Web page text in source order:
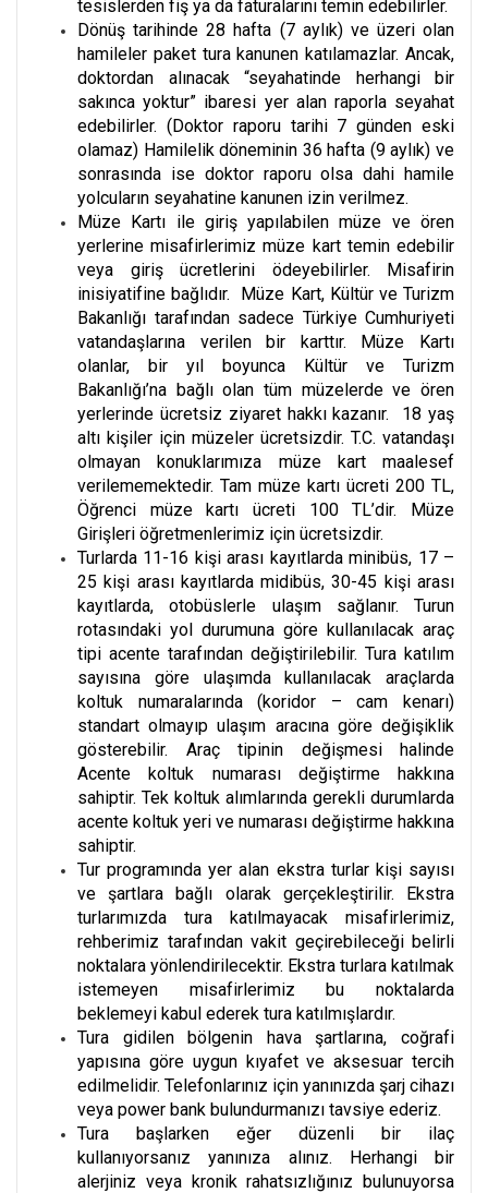
tesislerden fiş ya da faturalarını temin edebilirler.
Dönüş tarihinde 28 hafta (7 aylık) ve üzeri olan
hamileler paket tura kanunen katılamazlar. Ancak,
doktordan alınacak “seyahatinde herhangi bir
sakınca yoktur” ibaresi yer alan raporla seyahat
edebilirler. (Doktor raporu tarihi 7 günden eski
olamaz) Hamilelik döneminin 36 hafta (9 aylık) ve
sonrasında ise doktor raporu olsa dahi hamile
yolcuların seyahatine kanunen izin verilmez.
Müze Kartı ile giriş yapılabilen müze ve ören
yerlerine misafirlerimiz müze kart temin edebilir
veya giriş ücretlerini ödeyebilirler. Misafirin
inisiyatifine bağlıdır. Müze Kart, Kültür ve Turizm
Bakanlığı tarafından sadece Türkiye Cumhuriyeti
vatandaşlarına verilen bir karttır. Müze Kartı
olanlar, bir yıl boyunca Kültür ve Turizm
Bakanlığı’na bağlı olan tüm müzelerde ve ören
yerlerinde ücretsiz ziyaret hakkı kazanır. 18 yaş
altı kişiler için müzeler ücretsizdir. T.C. vatandaşı
olmayan konuklarımıza müze kart maalesef
verilememektedir. Tam müze kartı ücreti 200 TL,
Öğrenci müze kartı ücreti 100 TL’dir. Müze
Girişleri öğretmenlerimiz için ücretsizdir.
Turlarda 11-16 kişi arası kayıtlarda minibüs, 17 –
25 kişi arası kayıtlarda midibüs, 30-45 kişi arası
kayıtlarda, otobüslerle ulaşım sağlanır. Turun
rotasındaki yol durumuna göre kullanılacak araç
tipi acente tarafından değiştirilebilir. Tura katılım
sayısına göre ulaşımda kullanılacak araçlarda
koltuk numaralarında (koridor – cam kenarı)
standart olmayıp ulaşım aracına göre değişiklik
gösterebilir. Araç tipinin değişmesi halinde
Acente koltuk numarası değiştirme hakkına
sahiptir. Tek koltuk alımlarında gerekli durumlarda
acente koltuk yeri ve numarası değiştirme hakkına
sahiptir.
Tur programında yer alan ekstra turlar kişi sayısı
ve şartlara bağlı olarak gerçekleştirilir. Ekstra
turlarımızda tura katılmayacak misafirlerimiz,
rehberimiz tarafından vakit geçirebileceği belirli
noktalara yönlendirilecektir. Ekstra turlara katılmak
istemeyen misafirlerimiz bu noktalarda
beklemeyi kabul ederek tura katılmışlardır.
Tura gidilen bölgenin hava şartlarına, coğrafi
yapısına göre uygun kıyafet ve aksesuar tercih
edilmelidir. Telefonlarınız için yanınızda şarj cihazı
veya power bank bulundurmanızı tavsiye ederiz.
Tura başlarken eğer düzenli bir ilaç
kullanıyorsanız yanınıza alınız. Herhangi bir
alerjiniz veya kronik rahatsızlığınız bulunuyorsa